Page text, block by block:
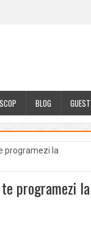
BLOG
programezi la
programezi la